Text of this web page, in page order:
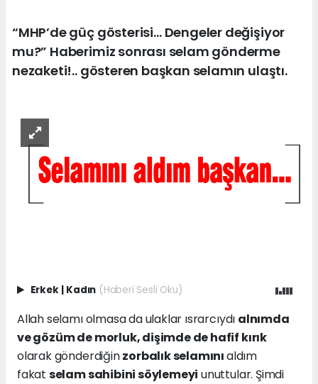
“MHP’de güç gösterisi… Dengeler değişiyor
mu?” Haberimiz sonrası selam gönderme
nezaketi!.. gösteren başkan selamın ulaştı.
Erkek Kadın (Haberi Sesli Oku)
Allah selamı olmasa da ulaklar ısrarcıydı alnımda
ve gözüm de morluk, dişimde de hafif kırık
olarak gönderdiğinzorbalık selamınıaldım
fakat selam sahibini söylemeyi unuttular. Şimdi